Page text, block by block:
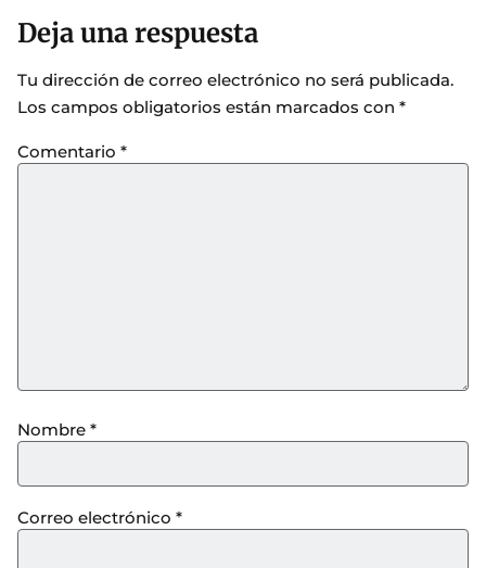
Deja una respuesta
Tu dirección de correo electrónico no será publicada.
Los campos obligatorios están marcados con *
Comentario *
Nombre *
Correo electrónico *